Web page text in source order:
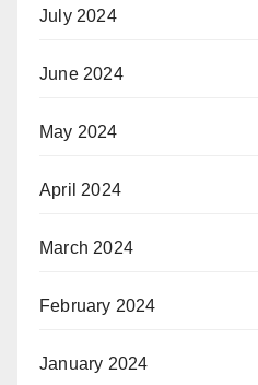
July 2024
June 2024
May 2024
April 2024
March 2024
February 2024
January 2024